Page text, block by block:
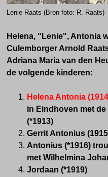
Lenie Raats (Bron foto: R. Raats)
Helena, "Lenie", Antonia
Culemborger Arnold
Adriana Maria van den
de volgende kinderen:
Helena Antonia
in Eindhoven met
(*1913)
Gerrit Antonius
Antonius (*1916)
met Wilhelmina
Jordaan (*1919)